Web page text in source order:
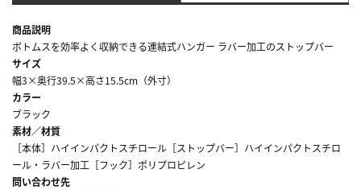
商品説明
ボトムスを効率よく収納できる連結式ハンガー ラバー加工のストップバー
サイズ
幅3×奥行39.5×高さ15.5cm（外寸）
カラー
ブラック
素材／材質
［本体］ハイインパクトスチロール［ストップバー］ハイインパクトスチロ
ール・ラバー加工［フック］ポリプロピレン
問い合わせ先